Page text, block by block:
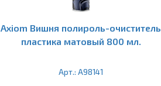
Axiom Вишня полироль-очиститель
пластика матовый 800 мл.
Арт.: A98141